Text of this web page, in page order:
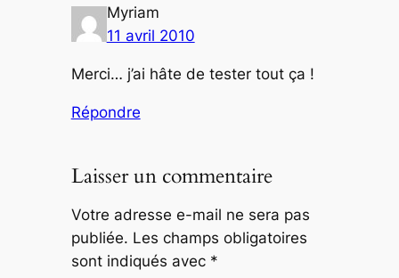
Myriam
11 avril 2010
Merci… j’ai hâte de tester tout ça !
Répondre
Laisser un commentaire
Votre adresse e-mail ne sera pas
publiée. Les champs obligatoires
sont indiqués avec *